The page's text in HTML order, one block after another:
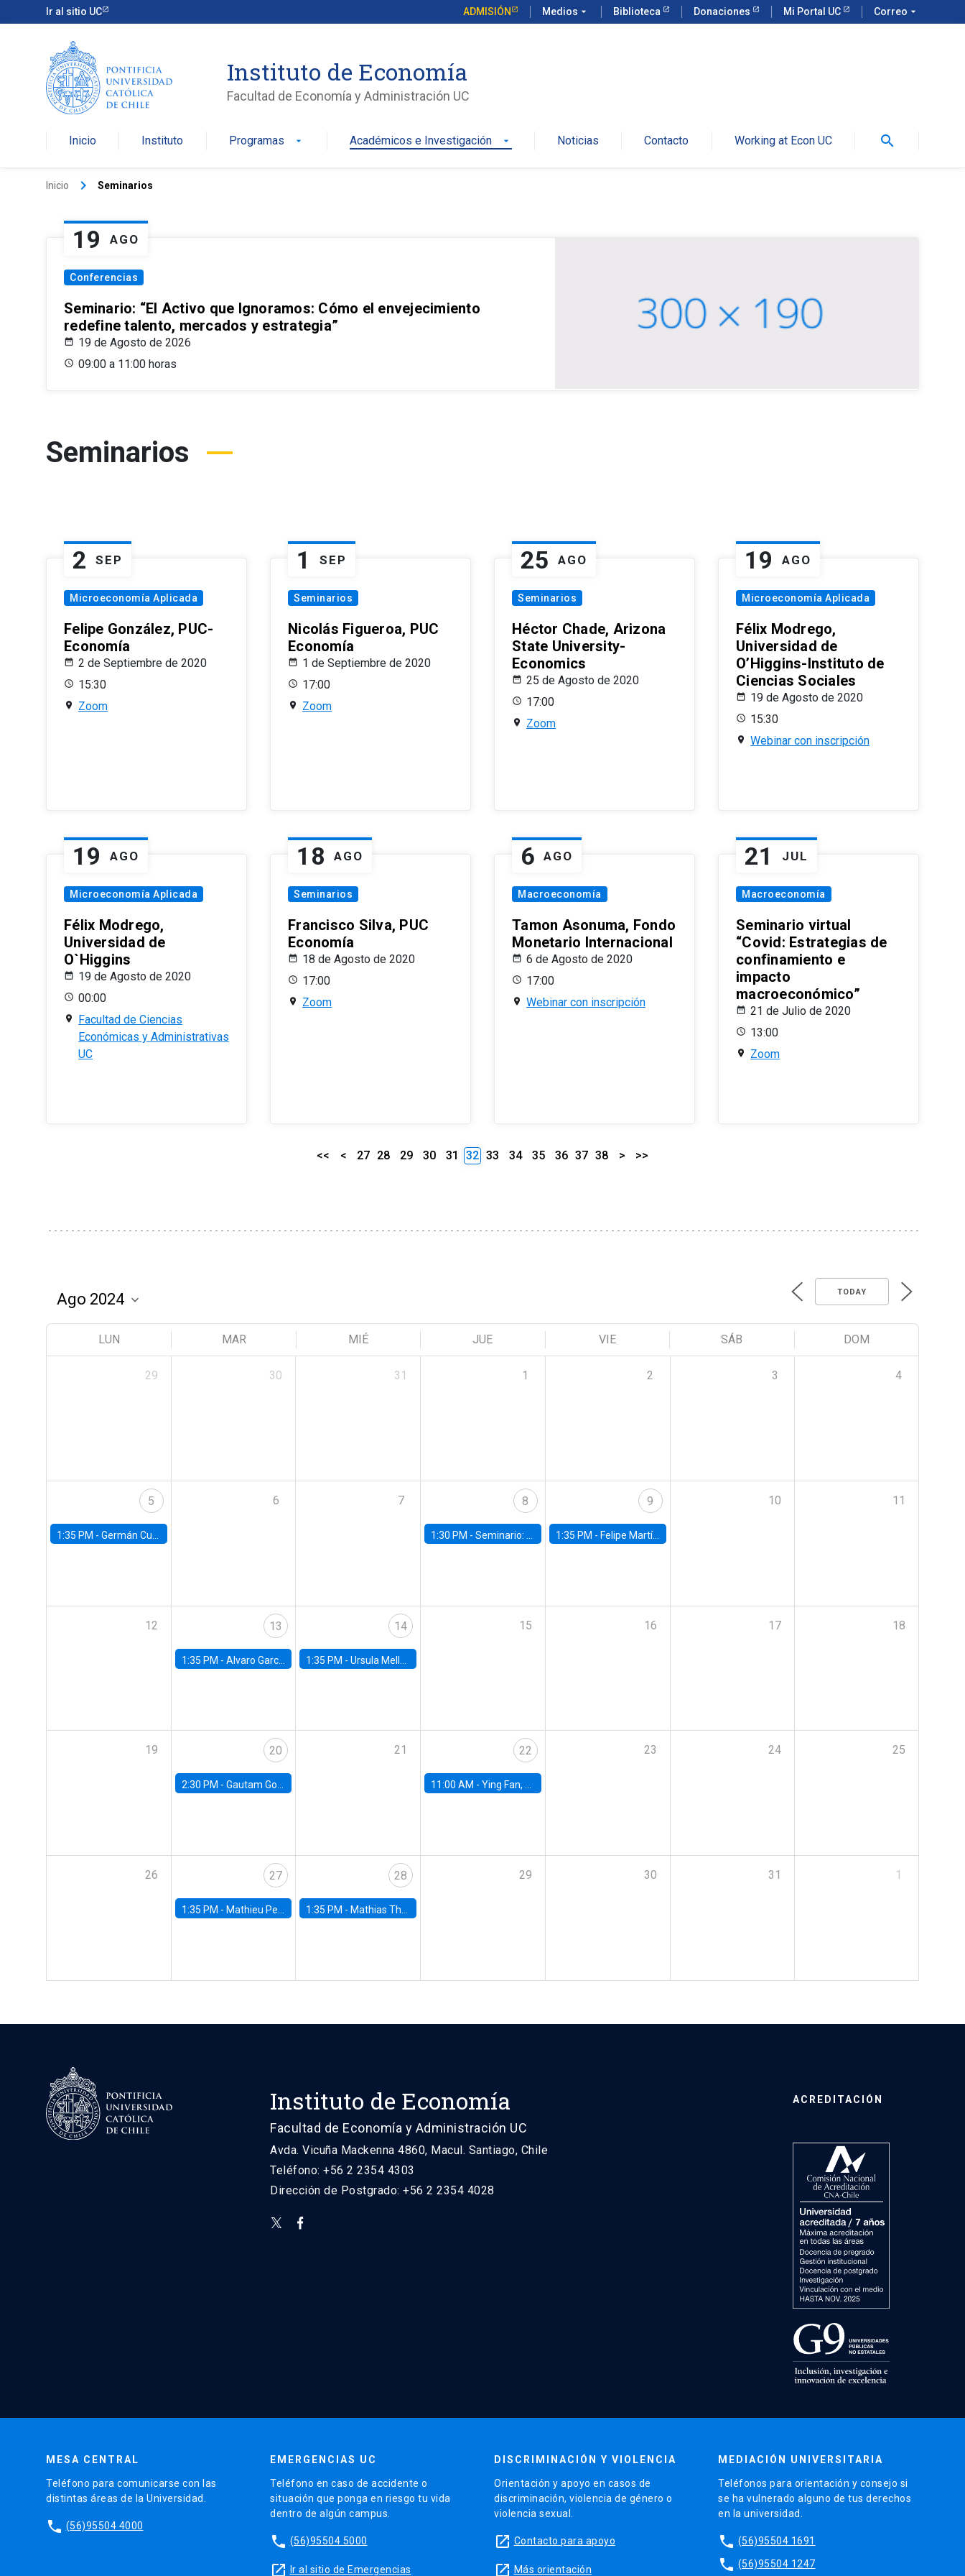
Ir al sitio UC ADMISIÓN Medios arrow_drop_down Biblioteca Donaciones Mi Portal UC Correo arrow_drop_down
Instituto de Economía
Facultad de Economía y Administración UC
Inicio Instituto Programas arrow_drop_down Académicos e Investigación arrow_drop_down Noticias Contacto Working at Econ UC search
Inicio keyboard_arrow_right Seminarios
19 AGO
Conferencias
Seminario: “El Activo que Ignoramos: Cómo el envejecimiento
redefine talento, mercados y estrategia”
19 de Agosto de 2026
09:00 a 11:00 horas
Seminarios
2 SEP
Microeconomía Aplicada
Felipe González, PUC-
Economía
2 de Septiembre de 2020
15:30
Zoom
1 SEP
Seminarios
Nicolás Figueroa, PUC
Economía
1 de Septiembre de 2020
17:00
Zoom
25 AGO
Seminarios
Héctor Chade, Arizona
State University-
Economics
25 de Agosto de 2020
17:00
Zoom
19 AGO
Microeconomía Aplicada
Félix Modrego,
Universidad de
O’Higgins-Instituto de
Ciencias Sociales
19 de Agosto de 2020
15:30
Webinar con inscripción
19 AGO
Microeconomía Aplicada
Félix Modrego,
Universidad de
O`Higgins
19 de Agosto de 2020
00:00
Facultad de Ciencias
Económicas y Administrativas
UC
18 AGO
Seminarios
Francisco Silva, PUC
Economía
18 de Agosto de 2020
17:00
Zoom
6 AGO
Macroeconomía
Tamon Asonuma, Fondo
Monetario Internacional
6 de Agosto de 2020
17:00
Webinar con inscripción
21 JUL
Macroeconomía
Seminario virtual
“Covid: Estrategias de
confinamiento e
impacto
macroeconómico”
21 de Julio de 2020
13:00
Zoom
<< < 27 28 29 30 31 32 33 34 35 36 37 38 > >>
TODAY
LUN MAR MIÉ JUE VIE SÁB DOM
29 30 31 1 2 3 4
5
1:35 PM - Germán Cubas, University of Houston
6 7 8
1:30 PM -Seminario: “Recuperando la humanidad para progresar en la era de la IA»
9
1:35 PM - Felipe Martínez, alumno Doctorado en Economía UC
10 11
12 13
1:35 PM - Alvaro Garcia-Marin, Universidad de Los Andes
14
1:35 PM -Ursula Mello, Insper - Institute of Education and Research
15 16 17 18
19 20
2:30 PM - Gautam Gowrisankaran, Columbia University
21 22
11:00 AM -Ying Fan, University of Michigan
23 24 25
26 27
1:35 PM - Mathieu Pedemonte, IDB
28
1:35 PM - Mathias Thoenig, University of Lausanne
29 30 31 1
Instituto de Economía
Facultad de Economía y Administración UC
Avda. Vicuña Mackenna 4860, Macul. Santiago, Chile
Teléfono: +56 2 2354 4303
Dirección de Postgrado: +56 2 2354 4028
ACREDITACIÓN
MESA CENTRAL
Teléfono para comunicarse con las
distintas áreas de la Universidad.
phone (56)95504 4000
EMERGENCIAS UC
Teléfono en caso de accidente o
situación que ponga en riesgo tu vida
dentro de algún campus.
phone (56)95504 5000
launch Ir al sitio de Emergencias
DISCRIMINACIÓN Y VIOLENCIA
Orientación y apoyo en casos de
discriminación, violencia de género o
violencia sexual.
launch Contacto para apoyo
launch Más orientación
MEDIACIÓN UNIVERSITARIA
Teléfonos para orientación y consejo si
se ha vulnerado alguno de tus derechos
en la universidad.
phone (56)95504 1691
phone (56)95504 1247